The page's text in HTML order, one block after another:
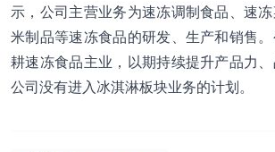
示，公司主营业务为速冻调制食品、速
米制品等速冻食品的研发、生产和销售
耕速冻食品主业，以期持续提升产品力、
公司没有进入冰淇淋板块业务的计划。